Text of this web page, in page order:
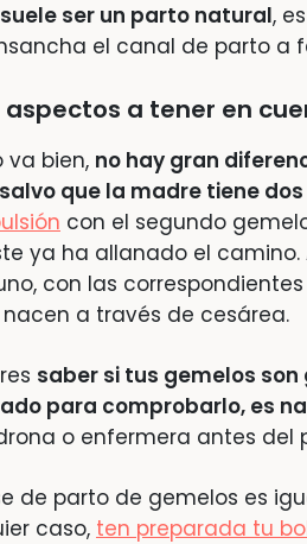
ser un parto natural,
el canal de parto a
aspectos a tener en
va bien, no hay gran
que la madre tiene
con el segundo
ya ha allanado el
con las
nacen a través de cesárea.
saber si tus gemelos
para comprobarlo, es
o enfermera antes del
de parto de gemelos es
caso, ten preparada tu